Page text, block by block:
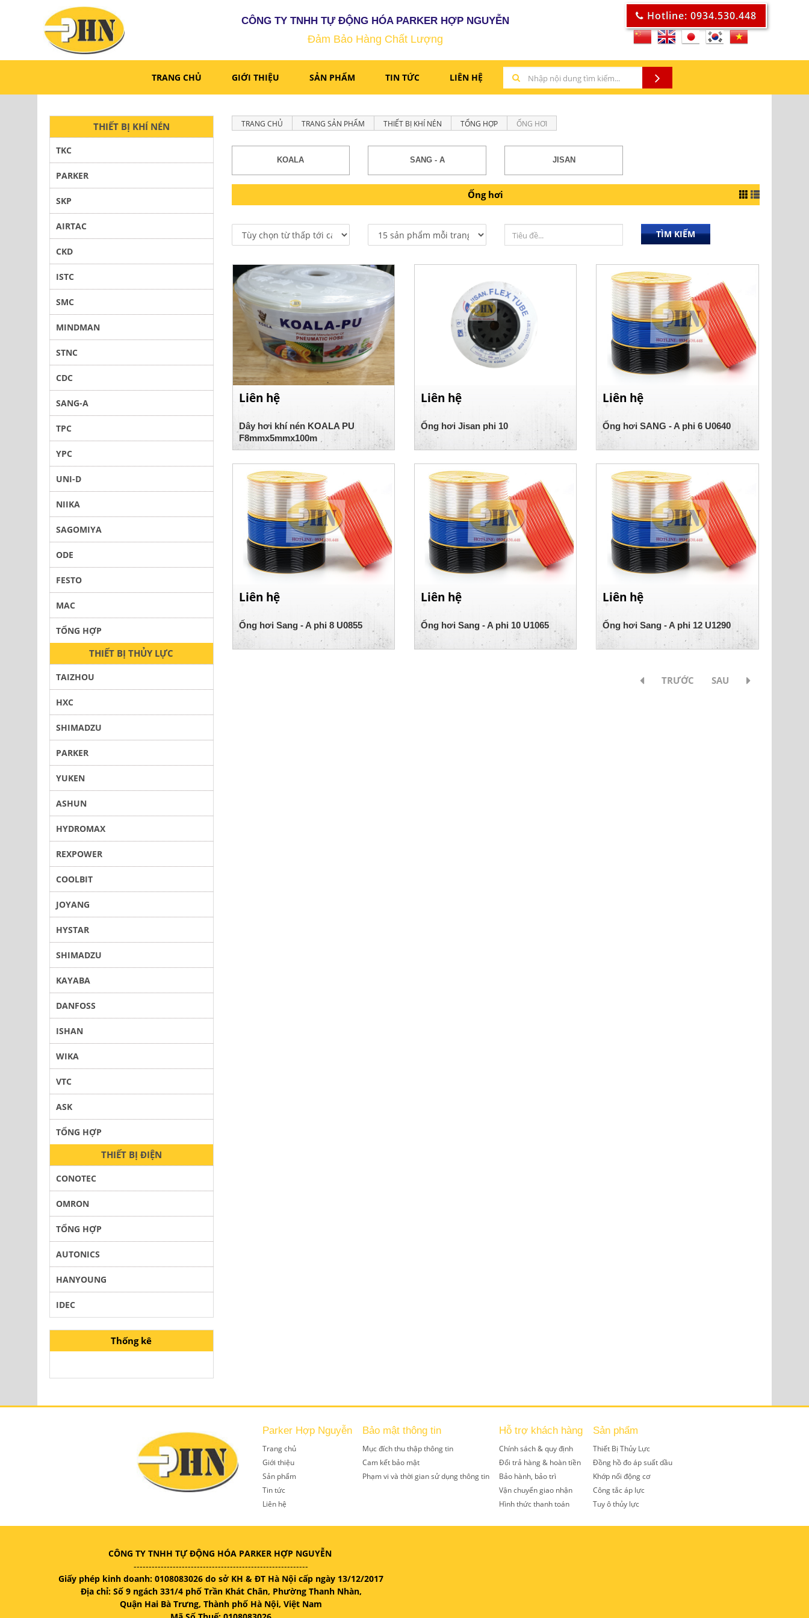
Hotline: 0934.530.448
CÔNG TY TNHH TỰ ĐỘNG HÓA PARKER HỢP NGUYỄN
Đảm Bảo Hàng Chất Lượng
TRANG CHỦ GIỚI THIỆU SẢN PHẨM TIN TỨC LIÊN HỆ
THIẾT BỊ KHÍ NÉN
TKC
PARKER
SKP
AIRTAC
CKD
ISTC
SMC
MINDMAN
STNC
CDC
SANG-A
TPC
YPC
UNI-D
NIIKA
SAGOMIYA
ODE
FESTO
MAC
TỔNG HỢP
THIẾT BỊ THỦY LỰC
TAIZHOU
HXC
SHIMADZU
PARKER
YUKEN
ASHUN
HYDROMAX
REXPOWER
COOLBIT
JOYANG
HYSTAR
SHIMADZU
KAYABA
DANFOSS
ISHAN
WIKA
VTC
ASK
TỔNG HỢP
THIẾT BỊ ĐIỆN
CONOTEC
OMRON
TỔNG HỢP
AUTONICS
HANYOUNG
IDEC
Thống kê
TRANG CHỦ TRANG SẢN PHẨM THIẾT BỊ KHÍ NÉN TỔNG HỢP ỐNG HƠI
KOALA SANG - A JISAN
Ống hơi
TÌM KIẾM
Liên hệ
Dây hơi khí nén KOALA PU
F8mmx5mmx100m
Liên hệ
Ống hơi Jisan phi 10
Liên hệ
Ống hơi SANG - A phi 6 U0640
Liên hệ
Ống hơi Sang - A phi 8 U0855
Liên hệ
Ống hơi Sang - A phi 10 U1065
Liên hệ
Ống hơi Sang - A phi 12 U1290
TRƯỚC SAU
Parker Hợp Nguyễn
Trang chủ
Giới thiệu
Sản phẩm
Tin tức
Liên hệ
Bảo mật thông tin
Mục đích thu thập thông tin
Cam kết bảo mật
Phạm vi và thời gian sử dụng thông tin
Hỗ trợ khách hàng
Chính sách & quy định
Đổi trả hàng & hoàn tiền
Bảo hành, bảo trì
Vận chuyển giao nhận
Hình thức thanh toán
Sản phẩm
Thiết Bị Thủy Lực
Đồng hồ đo áp suất dầu
Khớp nối động cơ
Công tắc áp lực
Tuy ô thủy lực
CÔNG TY TNHH TỰ ĐỘNG HÓA PARKER HỢP NGUYỄN
----------------------------------------------------------
Giấy phép kinh doanh: 0108083026 do sở KH & ĐT Hà Nội cấp ngày 13/12/2017
Địa chỉ: Số 9 ngách 331/4 phố Trần Khát Chân, Phường Thanh Nhàn,
Quận Hai Bà Trưng, Thành phố Hà Nội, Việt Nam